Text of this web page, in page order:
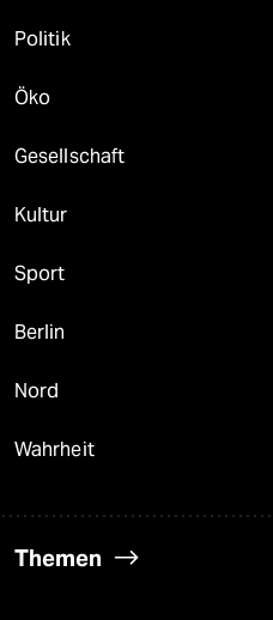
Politik
Öko
Gesellschaft
Kultur
Sport
Berlin
Nord
Wahrheit
Themen